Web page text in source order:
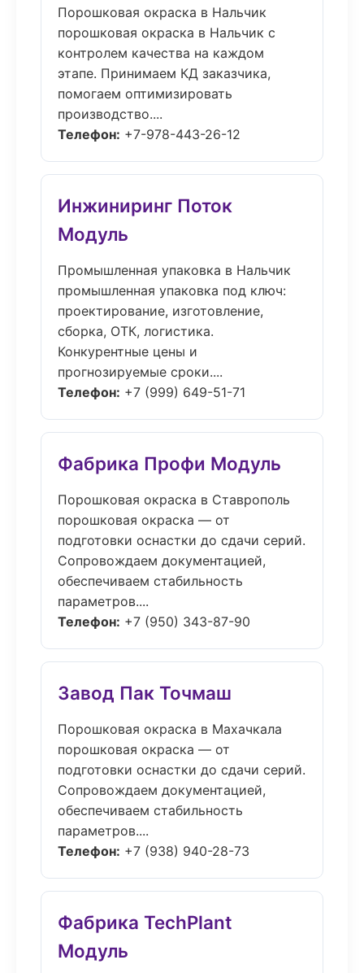
Порошковая окраска в Нальчик
порошковая окраска в Нальчик с
контролем качества на каждом
этапе. Принимаем КД заказчика,
помогаем оптимизировать
производство....
Телефон: +7-978-443-26-12
Инжиниринг Поток
Модуль
Промышленная упаковка в Нальчик
промышленная упаковка под ключ:
проектирование, изготовление,
сборка, ОТК, логистика.
Конкурентные цены и
прогнозируемые сроки....
Телефон: +7 (999) 649-51-71
Фабрика Профи Модуль
Порошковая окраска в Ставрополь
порошковая окраска — от
подготовки оснастки до сдачи серий.
Сопровождаем документацией,
обеспечиваем стабильность
параметров....
Телефон: +7 (950) 343-87-90
Завод Пак Точмаш
Порошковая окраска в Махачкала
порошковая окраска — от
подготовки оснастки до сдачи серий.
Сопровождаем документацией,
обеспечиваем стабильность
параметров....
Телефон: +7 (938) 940-28-73
Фабрика TechPlant
Модуль